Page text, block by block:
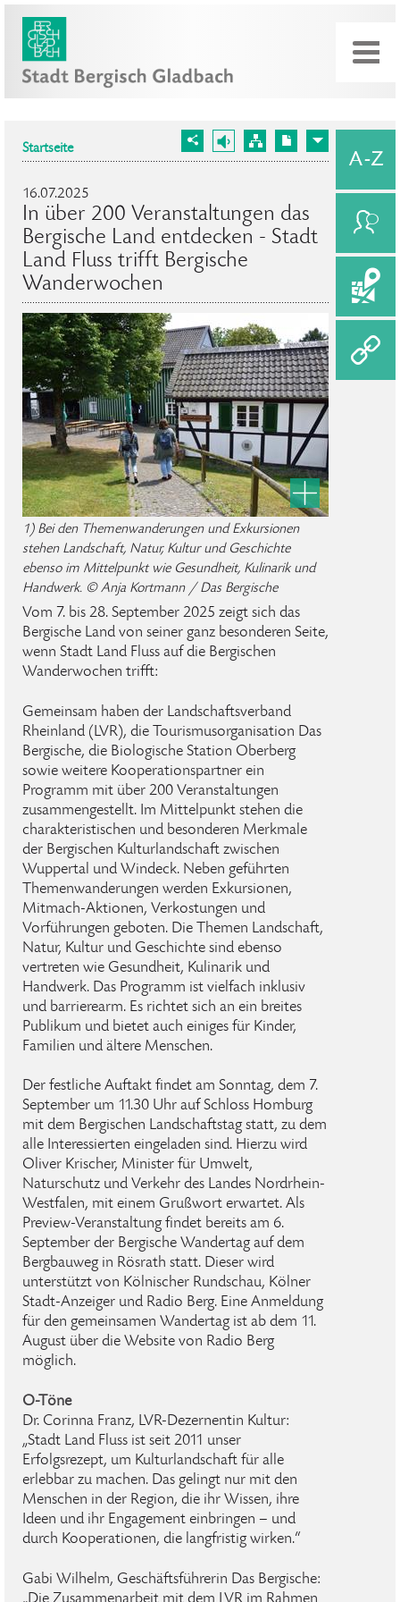
Startseite
16.07.2025
In über 200 Veranstaltungen das
Bergische Land entdecken - Stadt
Land Fluss trifft Bergische
Wanderwochen
1) Bei den Themenwanderungen und Exkursionen
stehen Landschaft, Natur, Kultur und Geschichte
ebenso im Mittelpunkt wie Gesundheit, Kulinarik und
Handwerk. © Anja Kortmann / Das Bergische
Vom 7. bis 28. September 2025 zeigt sich das
Bergische Land von seiner ganz besonderen Seite,
wenn Stadt Land Fluss auf die Bergischen
Wanderwochen trifft:
Gemeinsam haben der Landschaftsverband
Rheinland (LVR), die Tourismusorganisation Das
Bergische, die Biologische Station Oberberg
sowie weitere Kooperationspartner ein
Programm mit über 200 Veranstaltungen
zusammengestellt. Im Mittelpunkt stehen die
charakteristischen und besonderen Merkmale
der Bergischen Kulturlandschaft zwischen
Wuppertal und Windeck. Neben geführten
Themenwanderungen werden Exkursionen,
Mitmach-Aktionen, Verkostungen und
Vorführungen geboten. Die Themen Landschaft,
Natur, Kultur und Geschichte sind ebenso
vertreten wie Gesundheit, Kulinarik und
Handwerk. Das Programm ist vielfach inklusiv
und barrierearm. Es richtet sich an ein breites
Publikum und bietet auch einiges für Kinder,
Familien und ältere Menschen.
Der festliche Auftakt findet am Sonntag, dem 7.
September um 11.30 Uhr auf Schloss Homburg
mit dem Bergischen Landschaftstag statt, zu dem
alle Interessierten eingeladen sind. Hierzu wird
Oliver Krischer, Minister für Umwelt,
Naturschutz und Verkehr des Landes Nordrhein-
Westfalen, mit einem Grußwort erwartet. Als
Preview-Veranstaltung findet bereits am 6.
September der Bergische Wandertag auf dem
Bergbauweg in Rösrath statt. Dieser wird
unterstützt von Kölnischer Rundschau, Kölner
Stadt-Anzeiger und Radio Berg. Eine Anmeldung
für den gemeinsamen Wandertag ist ab dem 11.
August über die Website von Radio Berg
möglich.
O-Töne
Dr. Corinna Franz, LVR-Dezernentin Kultur:
„Stadt Land Fluss ist seit 2011 unser
Erfolgsrezept, um Kulturlandschaft für alle
erlebbar zu machen. Das gelingt nur mit den
Menschen in der Region, die ihr Wissen, ihre
Ideen und ihr Engagement einbringen – und
durch Kooperationen, die langfristig wirken.“
Gabi Wilhelm, Geschäftsführerin Das Bergische: